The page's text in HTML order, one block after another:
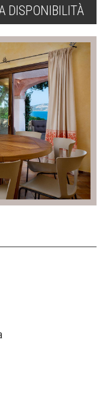
DISPONIBILITÀ